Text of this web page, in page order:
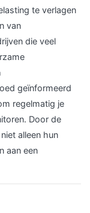
te verlagen
van
die veel
geïnformeerd
regelmatig je
Door de
alleen hun
aan een